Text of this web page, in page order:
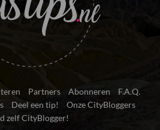
Partners Abonneren
F.A.Q.
Deel een tip!
Onze CityBloggers
zelf CityBlogger!